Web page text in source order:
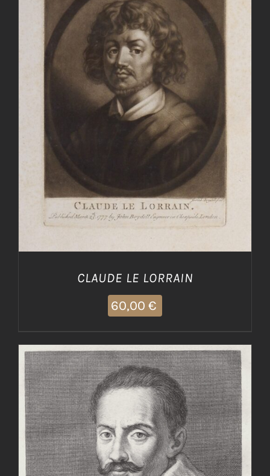
AGGIUNGI AL CARRELLO / DETTAGLI
CLAUDE LE LORRAIN
60,00 €